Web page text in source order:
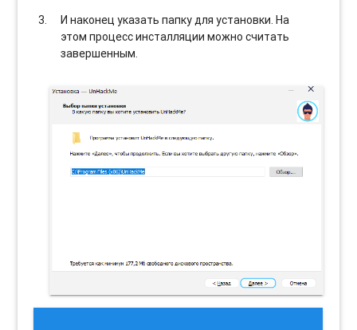
И наконец указать папку для установки. На
этом процесс инсталляции можно считать
завершенным.